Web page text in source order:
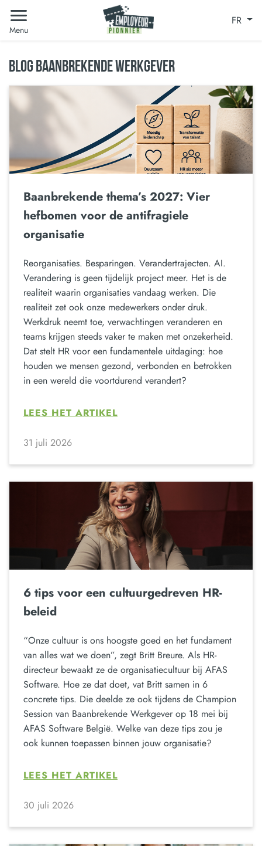
Menu
FR
BLOG BAANBREKENDE WERKGEVER
Baanbrekende thema’s 2027: Vier
hefbomen voor de antifragiele
organisatie
Reorganisaties. Besparingen. Verandertrajecten. AI.
Verandering is geen tijdelijk project meer. Het is de
realiteit waarin organisaties vandaag werken. Die
realiteit zet ook onze medewerkers onder druk.
Werkdruk neemt toe, verwachtingen veranderen en
teams krijgen steeds vaker te maken met onzekerheid.
Dat stelt HR voor een fundamentele uitdaging: hoe
houden we mensen gezond, verbonden en betrokken
in een wereld die voortdurend verandert?
LEES HET ARTIKEL
31 juli 2026
6 tips voor een cultuurgedreven HR-
beleid
“Onze cultuur is ons hoogste goed en het fundament
van alles wat we doen”, zegt Britt Breure. Als HR-
directeur bewaakt ze de organisatiecultuur bij AFAS
Software. Hoe ze dat doet, vat Britt samen in 6
concrete tips. Die deelde ze ook tijdens de Champion
Session van Baanbrekende Werkgever op 18 mei bij
AFAS Software België. Welke van deze tips zou je
ook kunnen toepassen binnen jouw organisatie?
LEES HET ARTIKEL
30 juli 2026